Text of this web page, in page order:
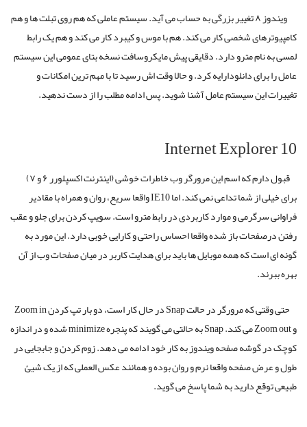
ویندوز ۸ تغییر بزرگی به حساب می آید. سیستم عاملی که هم روی تبلت ها و هم
کامپیوترهای شخصی کار می کند. هم با موس و کیبرد کار می کند و هم یک رابط
لمسی به نام مترو دارد. دقایقی پیش مایکروسافت نسخه بتای عمومی این سیستم
عامل را برای دانلودارایه کرد. و حالا وقت اش رسید تا با مهم ترین امکانات و
تغییرات این سیستم عامل آشنا شوید. پس ادامه مطلب را از دست ندهید.
Internet Explorer 10
قبول دارم که اسم این مرورگر وب خاطرات خوشی (اینترنت اکسپلورر ۶ و ۷)
برای خیلی از شما تداعی نمی کند. اما IE10 واقعا سریع، روان و همراه با مقادیر
فراوانی سرگرمی و موارد کاربردی در رابط مترو است. سویپ کردن برای جلو و عقب
رفتن درصفحات باز شده واقعا احساس راحتی و کارایی خوبی دارد. این مورد به
گونه ای است که همه موبایل ها باید برای هدایت کاربر در میان صفحات وب از آن
بهره ببرند.
حتی وقتی که مرورگر در حالت Snap در حال کار است، دو بار تپ کردن Zoom in
و Zoom out می کند. Snap به حالتی می گویند که پنجره minimize شده و در اندازه
کوچک در گوشه صفحه ویندوز به کار خود ادامه می دهد. زوم کردن و جابجایی در
طول و عرض صفحه واقعا نرم و روان بوده و همانند عکس العملی که از یک شیئ
طبیعی توقع دارید به شما پاسخ می گوید.